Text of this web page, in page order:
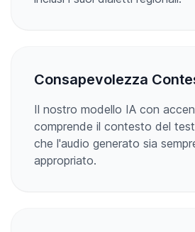
Consapevolezza
Il nostro modello IA con
comprende il contesto del
che l'audio generato sia
appropriato.